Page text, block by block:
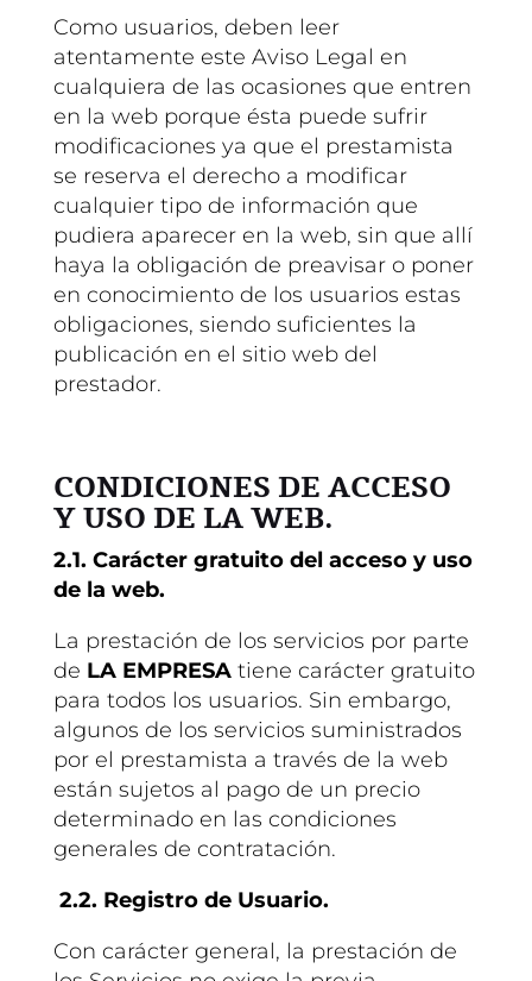
Como usuarios, deben leer
atentamente este Aviso Legal en
cualquiera de las ocasiones que entren
en la web porque ésta puede sufrir
modificaciones ya que el prestamista
se reserva el derecho a modificar
cualquier tipo de información que
pudiera aparecer en la web, sin que allí
haya la obligación de preavisar o poner
en conocimiento de los usuarios estas
obligaciones, siendo suficientes la
publicación en el sitio web del
prestador.
CONDICIONES DE ACCESO
Y USO DE LA WEB.
2.1. Carácter gratuito del acceso y uso
de la web.
La prestación de los servicios por parte
de LA EMPRESAtiene carácter gratuito
para todos los usuarios. Sin embargo,
algunos de los servicios suministrados
por el prestamista a través de la web
están sujetos al pago de un precio
determinado en las condiciones
generales de contratación.
2.2. Registro de Usuario.
Con carácter general, la prestación de